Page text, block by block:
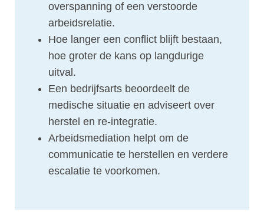
overspanning of een verstoorde
arbeidsrelatie.
Hoe langer een conflict blijft bestaan,
hoe groter de kans op langdurige
uitval.
Een bedrijfsarts beoordeelt de
medische situatie en adviseert over
herstel en re-integratie.
Arbeidsmediation helpt om de
communicatie te herstellen en verdere
escalatie te voorkomen.